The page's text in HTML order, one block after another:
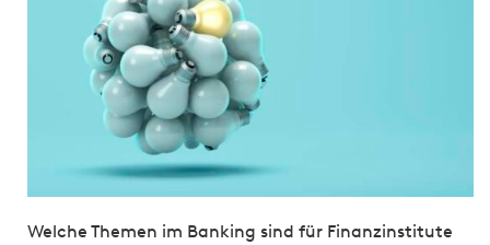
Welche Themen im Banking sind für Finanzinstitute